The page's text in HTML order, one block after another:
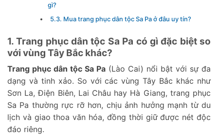
gì?
5.3. Mua trang phục dân tộc Sa Pa ở đâu uy tín?
1. Trang phục dân tộc Sa Pa có gì đặc biệt so
với vùng Tây Bắc khác?
Trang phục dân tộc Sa Pa (Lào Cai) nổi bật với sự đa
dạng và tinh xảo. So với các vùng Tây Bắc khác như
Sơn La, Điện Biên, Lai Châu hay Hà Giang, trang phục
Sa Pa thường rực rỡ hơn, chịu ảnh hưởng mạnh từ du
lịch và giao thoa văn hóa, đồng thời giữ được nét độc
đáo riêng.